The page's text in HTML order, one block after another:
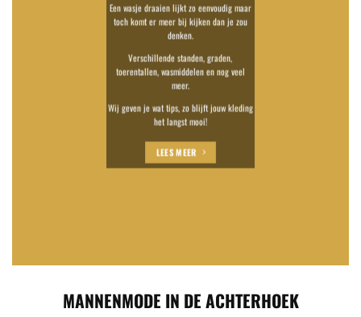
Een wasje draaien lijkt zo eenvoudig maar
toch komt er meer bij kijken dan je zou
denken.
Verschillende standen, graden,
toerentallen, wasmiddelen en nog veel
meer.
Wij geven je wat tips, zo blijft jouw kleding
het langst mooi!
LEES MEER
MANNENMODE IN DE ACHTERHOEK